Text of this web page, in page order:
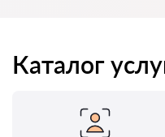
Каталог